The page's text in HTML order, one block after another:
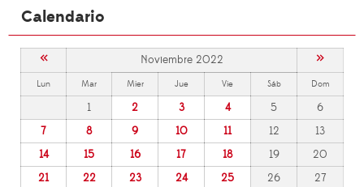
Calendario
« Noviembre 2022 »
Lun Mar Mier Jue Vie Sáb Dom
1 2 3 4 5
6
7
8 9 10 11 12
13
14
15 16 17 18 19
20
21
22 23 24 25 26
27